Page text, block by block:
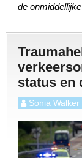
de
status en
Sonia Walker